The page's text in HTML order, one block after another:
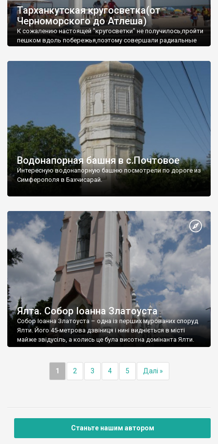
Тарханкутская кругосветка(от
Черноморского до Атлеша)
К сожалению настоящей "кругосветки" не получилось,пройти
пешком вдоль побережья,поэтому совершали радиальные
Водонапорная башня в с.Почтовое
Интересную водонапорную башню посмотрели по дороге из
Симферополя в Бахчисарай.
Ялта. Собор Іоанна Златоуста
Собор Іоанна Златоуста – одна із перших мурованих споруд
Ялти. Його 45-метрова дзвіниця і нині видніється в місті
майже звідусіль, а колись це була висотна домінанта Ялти.
1 2 3 4 5 Далі »
Станьте нашим автором